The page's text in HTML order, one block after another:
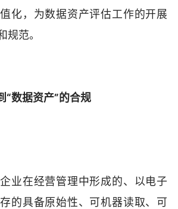
化，为数据资产评估工作的开展
规范。
“数据资产”的合规
业在经营管理中形成的、以电子
的具备原始性、可机器读取、可